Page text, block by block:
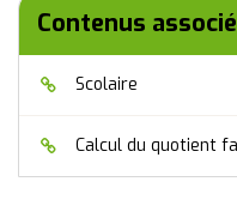
Contenus
Scolaire
Calcul du quotient